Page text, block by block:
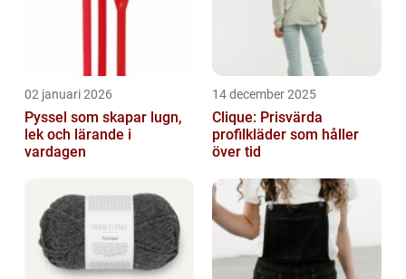
02 januari 2026
Pyssel som skapar lugn,
lek och lärande i
vardagen
14 december 2025
Clique: Prisvärda
profilkläder som håller
över tid